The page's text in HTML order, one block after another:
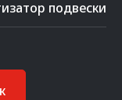
подвески